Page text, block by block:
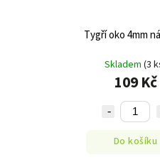
Tygří oko 4mm
Skladem(3
109 Kč
Do košíku